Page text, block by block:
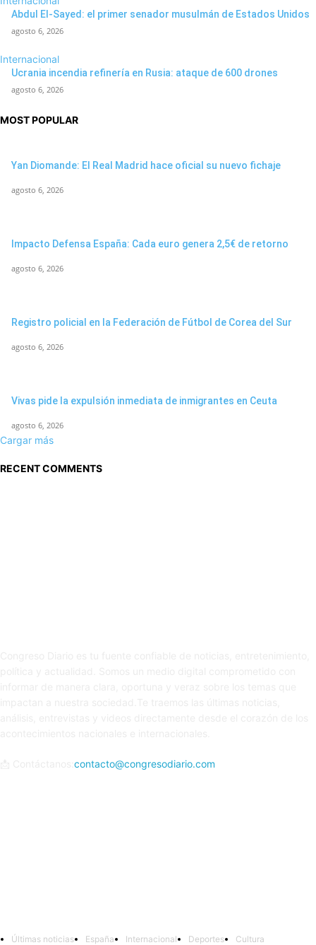
Abdul El-Sayed: el primer senador musulmán de Estados Unidos
agosto 6, 2026
Internacional
Ucrania incendia refinería en Rusia: ataque de 600 drones
agosto 6, 2026
MOST POPULAR
Yan Diomande: El Real Madrid hace oficial su nuevo fichaje
agosto 6, 2026
Impacto Defensa España: Cada euro genera 2,5€ de retorno
agosto 6, 2026
Registro policial en la Federación de Fútbol de Corea del Sur
agosto 6, 2026
Vivas pide la expulsión inmediata de inmigrantes en Ceuta
agosto 6, 2026
Cargar más
RECENT COMMENTS
contacto@congresodiario.com
Últimas noticias España Internacional Deportes Cultura